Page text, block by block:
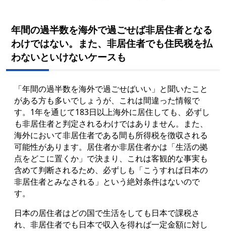
年間の過半数を海外で過ごせば非居住者となる
わけではない。また、非居住者でも住民税を払
わないといけないケースも
「年間の過半数を海外で過ごせばいい」と聞いたこと
がある方も多いでしょうが、これは間違った情報で
す。1年を通じて183日以上海外に居住しても、必ずし
も非居住者と判定されるわけではありません。
また、
海外において非居住者である間も所得税を徴収される
可能性があります。居住者か非居住者かは「生活の拠
点をどこに置くか」で決まり、これは客観的な事実も
含めて判断されるため、必ずしも「こうすれば日本の
非居住者とみなされる」という絶対条件はないので
す。
日本の居住者はどの国で生活をしても日本で課税さ
れ、非居住者でも日本で収入を得れば一定金額に対し